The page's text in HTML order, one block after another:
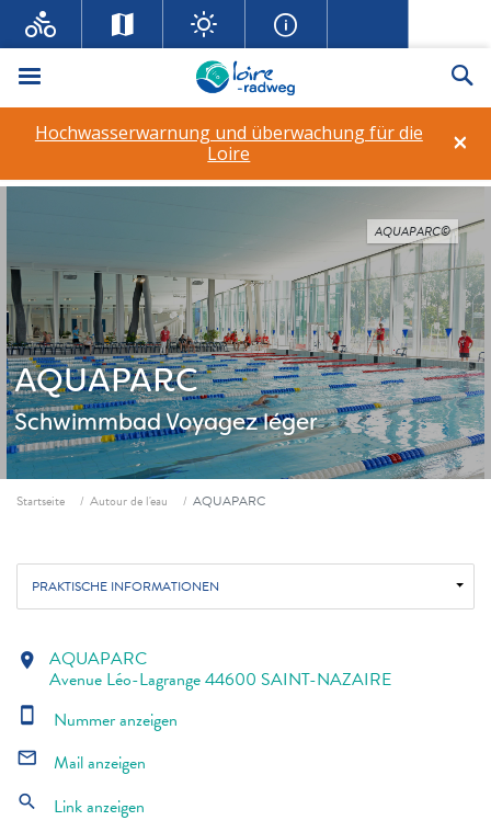
Menü
×
Hochwasserwarnung und überwachung für die
Loire
AQUAPARC
SchwimmbadVoyagez léger
AQUAPARC©
Fil d'ariane
Startseite Autour de l'eau AQUAPARC
PRAKTISCHE INFORMATIONEN
location_on AQUAPARC
Avenue Léo-Lagrange 44600 SAINT-NAZAIRE
smartphone Nummer anzeigen
mail_outline Mail anzeigen
search Link anzeigen